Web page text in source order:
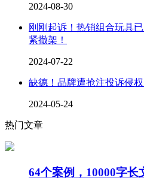
2024-08-30
刚刚起诉！热销组合玩具
紧撤架！
2024-07-22
缺德！品牌遭抢注投诉侵
2024-05-24
热门文章
64个案例，10000字长